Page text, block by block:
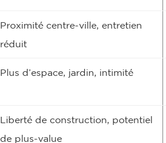
Proximité centre-ville, entretien
réduit
Plus d’espace, jardin, intimité
Liberté de construction, potentiel
de plus-value